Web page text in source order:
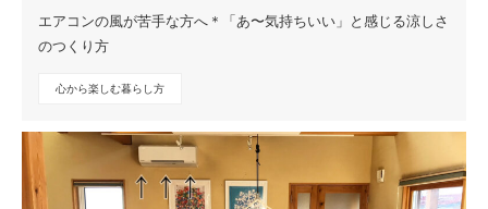
エアコンの風が苦手な方へ＊「あ〜気持ちいい」と感じる涼しさ
のつくり方
心から楽しむ暮らし方